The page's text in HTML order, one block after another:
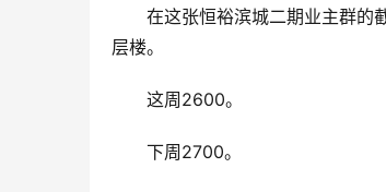
在这张恒裕滨城二期业主群的
层楼。
这周2600。
下周2700。